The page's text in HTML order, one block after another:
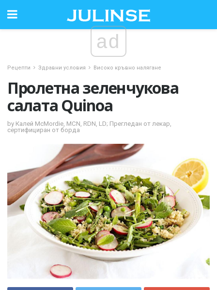
ad
Рецепти Здравни условия Високо кръвно налягане
Пролетна зеленчукова
салата Quinoa
by Калей McMordie, MCN, RDN, LD; Прегледан от лекар,
сертифициран от борда